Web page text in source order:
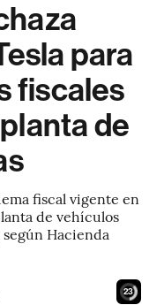
para
fiscales
de
fiscal vigente en
de vehículos
Hacienda
22